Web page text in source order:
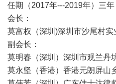
任期（2017年---2019年）三年
会长：
莫富权（深圳)深圳市沙尾村
副会长：
莫明春（深圳）深圳市观
莫永坚（香港）香港元朗屏